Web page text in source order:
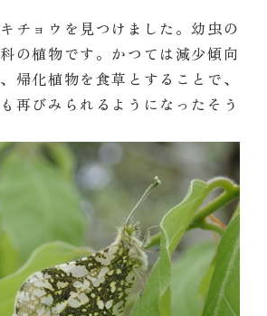
チョウを見つけました。幼虫の
の植物です。かつては減少傾向
帰化植物を食草とすることで、
再びみられるようになったそう